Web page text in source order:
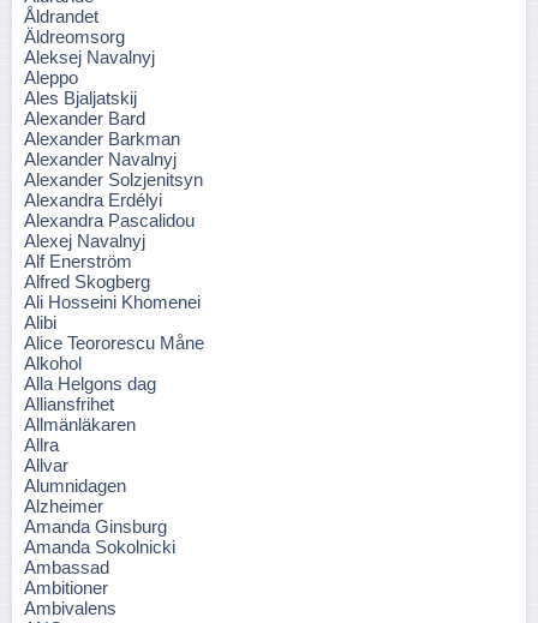
Åldrandet
Äldreomsorg
Aleksej Navalnyj
Aleppo
Ales Bjaljatskij
Alexander Bard
Alexander Barkman
Alexander Navalnyj
Alexander Solzjenitsyn
Alexandra Erdélyi
Alexandra Pascalidou
Alexej Navalnyj
Alf Enerström
Alfred Skogberg
Ali Hosseini Khomenei
Alibi
Alice Teororescu Måne
Alkohol
Alla Helgons dag
Alliansfrihet
Allmänläkaren
Allra
Allvar
Alumnidagen
Alzheimer
Amanda Ginsburg
Amanda Sokolnicki
Ambassad
Ambitioner
Ambivalens